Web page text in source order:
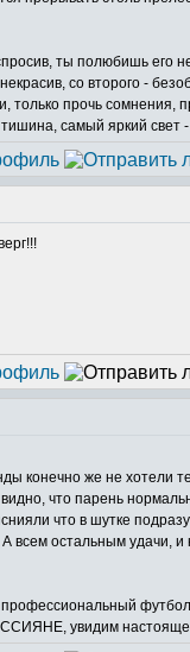
ты полюбишь его
со второго -
только прочь сомнения,
самый яркий свет
конечно же не хотели
что парень
что в шутке
всем остальным удачи,
увидим